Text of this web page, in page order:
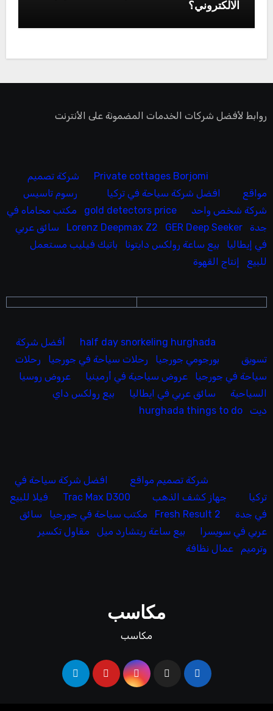
الالكتروني؟
روابط لأفضل شركات الخدمات المضمونة على الأنترنت
Private cottages Borjomi
شركة تصميم
مواقع
افضل شركة سياحة في تركيا
رسوم تاسيس
شركة شخص واحد
gold detectors price
مكتب محاماه في
جدة
Lorenz Deepmax Z2 GER Deep Seeker
سائق عربي
في إيطاليا
بيع ساعة رولكس دايتونا
باتيك فيليب مستعمل
للبيع
إنتاج القهوة
half day snorkeling hurghada
أفضل شركة
تسويق
بورجومي جورجيا رحلات سياحة في جورجيا
رحلات
سياحة في جورجيا
عروض سياحية في أرمينيا
عروض روسيا
السياحية
سائق عربي في ايطاليا
بيع رولكس داي
ديت
hurghada things to do
شركة تصميم مواقع
افضل شركة سياحة في
تركيا
جهاز كشف الذهب Trac Max D300
فيلا للبيع
في جدة
Fresh Result 2 مكتب سياحة في جورجيا
سائق
عربي في سويسرا
بيع ساعة ريتشارد ميل
مقاول تكسير
وترميم
عمال نظافة
مكاسب
مكاسب